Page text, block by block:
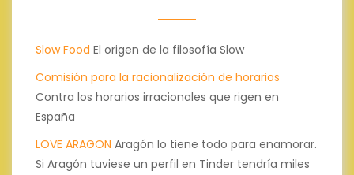
Slow Food El origen de la filosofía Slow
Comisión para la racionalización de horarios
Contra los horarios irracionales que rigen en
España
LOVE ARAGON Aragón lo tiene todo para enamorar.
Si Aragón tuviese un perfil en Tinder tendría miles